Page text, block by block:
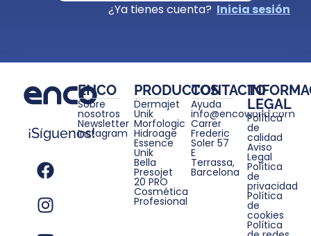
¿Ya tienes cuenta? Inicia sesión
¡Síguenos!
ENCO
Sobre
nosotros
Newsletter
Instagram
PRODUCTOS
Dermajet
Unik
Morfologic
Hidroage
Essence
Unik
Bella
Presojet
20 PRO
Cosmética
Profesional
CONTACTO
Ayuda
info@encoworld.com
Carrer
Frederic
Soler 57
E
Terrassa,
Barcelona
LEGAL
Política
de
calidad
Aviso
Legal
Política
de
privacidad
Política
de
cookies
Política